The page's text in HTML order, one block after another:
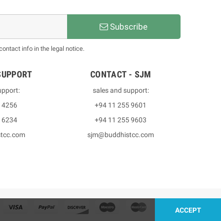
Subscribe
info in the legal notice.
4256
6234
CONTACT - SJM
sales and support:
+94 11 255 9601
+94 11 255 9603
sjm@buddhistcc.com
ACCEPT